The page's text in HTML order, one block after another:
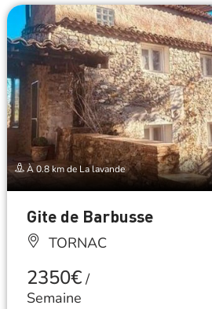
À 0.8 km de La lavande
Gite de Barbusse
TORNAC
2350€/
Semaine